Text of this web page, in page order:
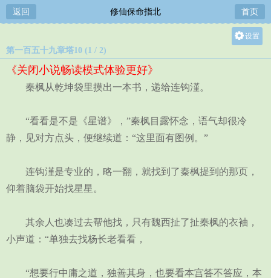
返回 修仙保命指北 首页
设置
第一百五十九章塔10 (1 / 2)
《关闭小说畅读模式体验更好》
秦枫从乾坤袋里摸出一本书，递给连钩漌。
“看看是不是《星谱》，”秦枫目露怀念，语气却很冷
静，见对方点头，便继续道：“这里面有图例。”
连钩漌是专业的，略一翻，就找到了秦枫提到的那页，
仰着脑袋开始找星星。
其余人也凑过去帮他找，只有魏西扯了扯秦枫的衣袖，
小声道：“单独去找杨长老看看，
“想要行中庸之道，独善其身，也要看本宫答不答应，本